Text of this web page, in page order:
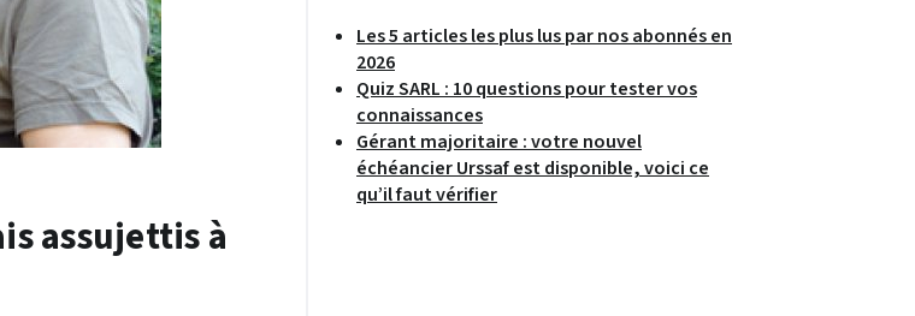
assujettis à
Les 5 articles les plus lus par nos abonnés en
2026
Quiz SARL : 10 questions pour tester vos
connaissances
Gérant majoritaire : votre nouvel
échéancier Urssaf est disponible, voici ce
qu’il faut vérifier